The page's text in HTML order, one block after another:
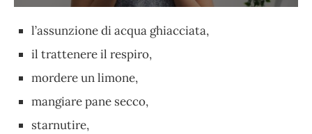
l’assunzione di acqua ghiacciata,
il trattenere il respiro,
mordere un limone,
mangiare pane secco,
starnutire,